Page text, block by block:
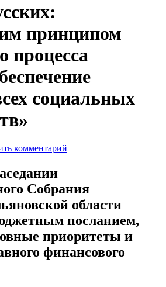
принципом
процесса
социальных
комментарий
Собрания
области
посланием,
приоритеты и
финансового